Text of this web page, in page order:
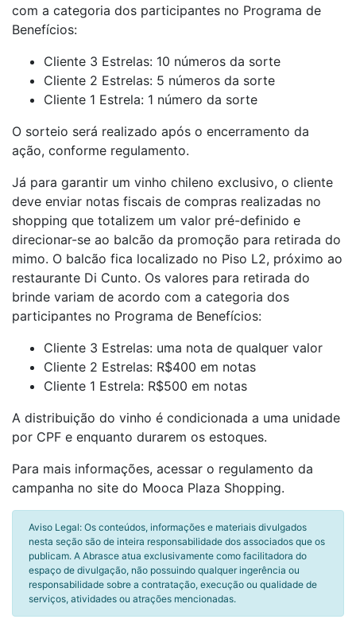
com a categoria dos participantes no Programa de
Benefícios:
Cliente 3 Estrelas: 10 números da sorte
Cliente 2 Estrelas: 5 números da sorte
Cliente 1 Estrela: 1 número da sorte
O sorteio será realizado após o encerramento da
ação, conforme regulamento.
Já para garantir um vinho chileno exclusivo, o cliente
deve enviar notas fiscais de compras realizadas no
shopping que totalizem um valor pré-definido e
direcionar-se ao balcão da promoção para retirada do
mimo. O balcão fica localizado no Piso L2, próximo ao
restaurante Di Cunto. Os valores para retirada do
brinde variam de acordo com a categoria dos
participantes no Programa de Benefícios:
Cliente 3 Estrelas: uma nota de qualquer valor
Cliente 2 Estrelas: R$400 em notas
Cliente 1 Estrela: R$500 em notas
A distribuição do vinho é condicionada a uma unidade
por CPF e enquanto durarem os estoques.
Para mais informações, acessar o regulamento da
campanha no site do Mooca Plaza Shopping.
Aviso Legal: Os conteúdos, informações e materiais divulgados
nesta seção são de inteira responsabilidade dos associados que os
publicam. A Abrasce atua exclusivamente como facilitadora do
espaço de divulgação, não possuindo qualquer ingerência ou
responsabilidade sobre a contratação, execução ou qualidade de
serviços, atividades ou atrações mencionadas.